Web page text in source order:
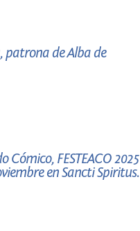
patrona de Alba de
Cómico, FESTEACO 2025
en Sancti Spiritus.